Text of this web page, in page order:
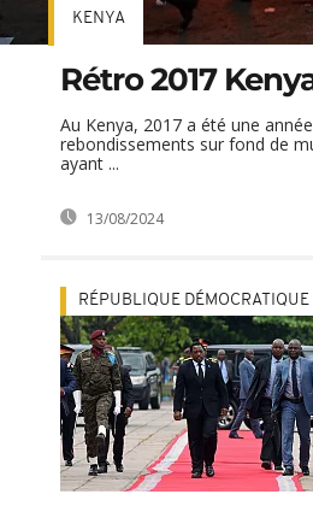
KENYA
Rétro 2017
Au Kenya, 2017 a été une
rebondissements sur fond de
ayant ...
13/08/2024
RÉPUBLIQUE